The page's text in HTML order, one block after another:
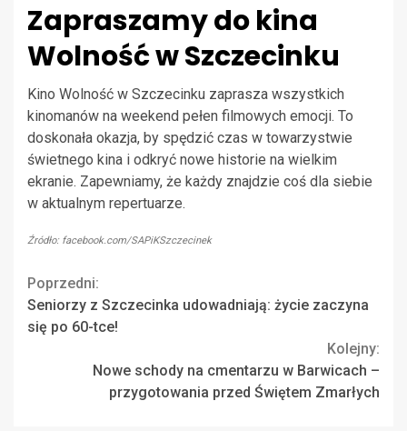
Zapraszamy do kina
Wolność w Szczecinku
Kino Wolność w Szczecinku zaprasza wszystkich
kinomanów na weekend pełen filmowych emocji. To
doskonała okazja, by spędzić czas w towarzystwie
świetnego kina i odkryć nowe historie na wielkim
ekranie. Zapewniamy, że każdy znajdzie coś dla siebie
w aktualnym repertuarze.
Źródło: facebook.com/SAPiKSzczecinek
Continue
Reading
Poprzedni:
Seniorzy z Szczecinka udowadniają: życie zaczyna
się po 60-tce!
Kolejny:
Nowe schody na cmentarzu w Barwicach –
przygotowania przed Świętem Zmarłych